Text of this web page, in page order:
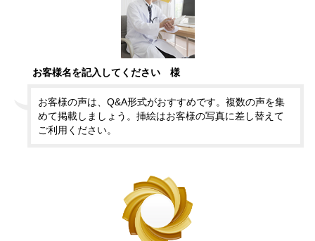
お客様名を記入してください 様
お客様の声は、Q&A形式がおすすめです。複数の声を集
めて掲載しましょう。挿絵はお客様の写真に差し替えて
ご利用ください。